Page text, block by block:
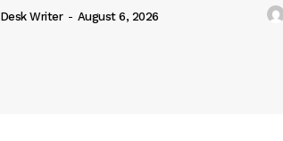
Desk Writer - August 6, 2026